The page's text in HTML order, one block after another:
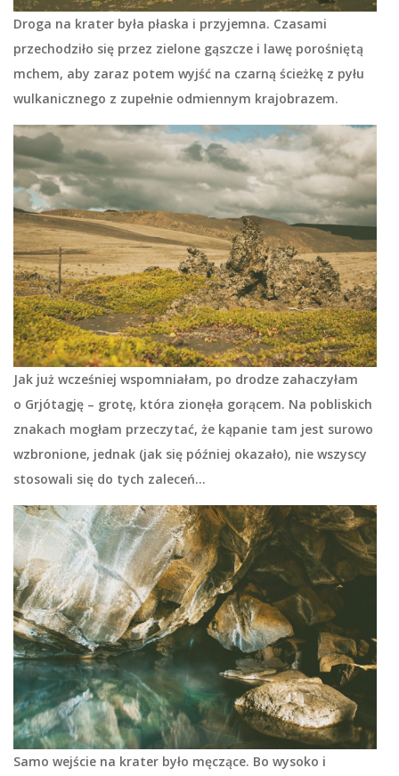
Droga na krater była płaska i przyjemna. Czasami
przechodziło się przez zielone gąszcze i lawę porośniętą
mchem, aby zaraz potem wyjść na czarną ścieżkę z pyłu
wulkanicznego z zupełnie odmiennym krajobrazem.
Jak już wcześniej wspomniałam, po drodze zahaczyłam
o Grjótagję – grotę, która zionęła gorącem. Na pobliskich
znakach mogłam przeczytać, że kąpanie tam jest surowo
wzbronione, jednak (jak się później okazało), nie wszyscy
stosowali się do tych zaleceń…
Samo wejście na krater było męczące. Bo wysoko i